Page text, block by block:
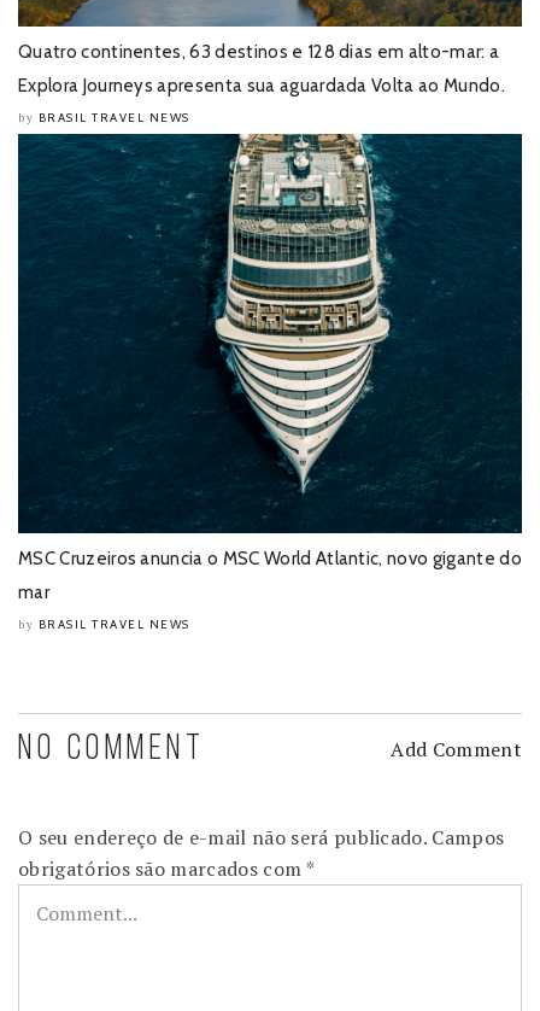
Quatro continentes, 63 destinos e 128 dias em alto-mar: a
Explora Journeys apresenta sua aguardada Volta ao Mundo.
by BRASIL TRAVEL NEWS
MSC Cruzeiros anuncia o MSC World Atlantic, novo gigante do
mar
by BRASIL TRAVEL NEWS
NO COMMENT Add Comment
O seu endereço de e-mail não será publicado. Campos
obrigatórios são marcados com *